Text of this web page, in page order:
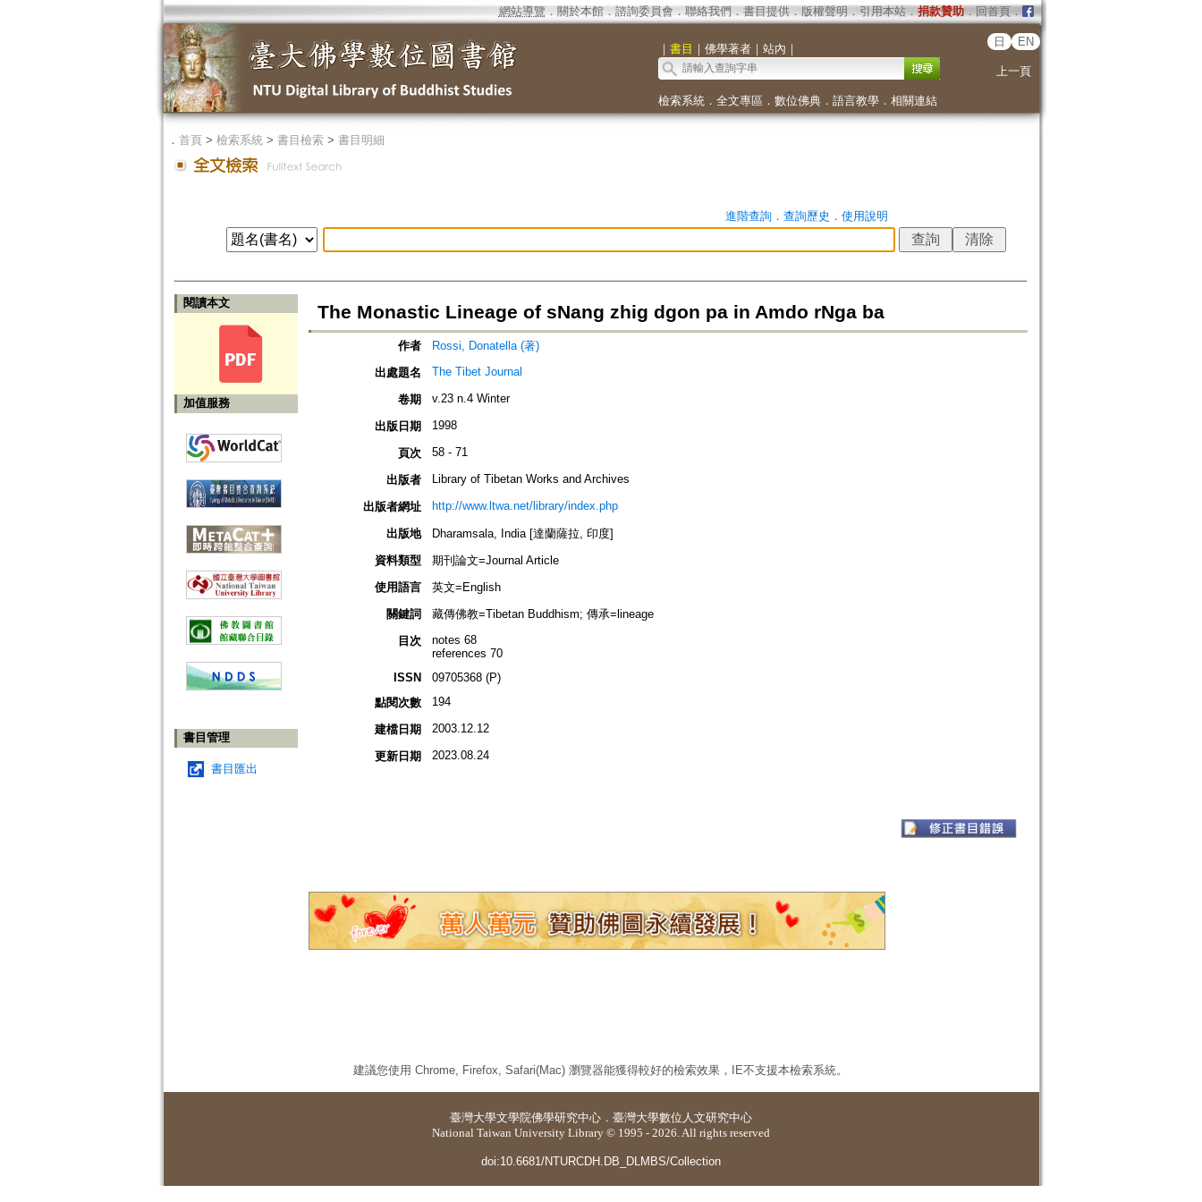
網站導覽 ． 關於本館． 諮詢委員會． 聯絡我們 ． 書目提供． 版權聲明 ． 引用本站． 捐款贊助．回首頁．
｜ 書目 ｜ 佛學著者｜ 站內 ｜
日 EN
上一頁
檢索系統． 全文專區 ． 數位佛典． 語言教學． 相關連結
． 首頁> 檢索系統> 書目檢索> 書目明細
進階查詢． 查詢歷史 ． 使用說明
閱讀本文
加值服務
書目管理
書目匯出
The Monastic Lineage of sNang zhig dgon pa in Amdo rNga ba
作者
Rossi, Donatella (著)
出處題名
The Tibet Journal
卷期 v.23 n.4 Winter
出版日期 1998
頁次 58 - 71
出版者 Library of Tibetan Works and Archives
出版者網址 http://www.ltwa.net/library/index.php
出版地
Dharamsala, India [達蘭薩拉, 印度]
資料類型
期刊論文=Journal Article
使用語言
英文=English
關鍵詞
藏傳佛教=Tibetan Buddhism; 傳承=lineage
目次
notes 68
references 70
ISSN
09705368 (P)
點閱次數
194
建檔日期 2003.12.12
更新日期 2023.08.24
建議您使用 Chrome, Firefox, Safari(Mac) 瀏覽器能獲得較好的檢索效果，IE不支援本檢索系統。
臺灣大學文學院佛學研究中心 ． 臺灣大學數位人文研究中心
National Taiwan University Library © 1995 - 2026. All rights reserved
doi:10.6681/NTURCDH.DB_DLMBS/Collection